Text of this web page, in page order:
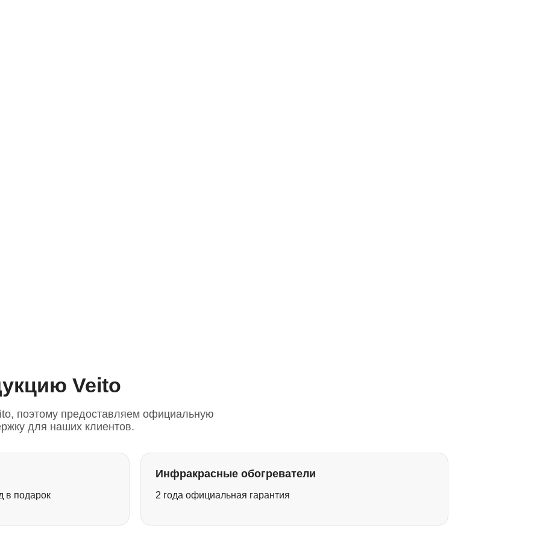
Veito
поэтому предоставляем официальную
для наших клиентов.
в подарок
Инфракрасные обогреватели
2 года официальная гарантия